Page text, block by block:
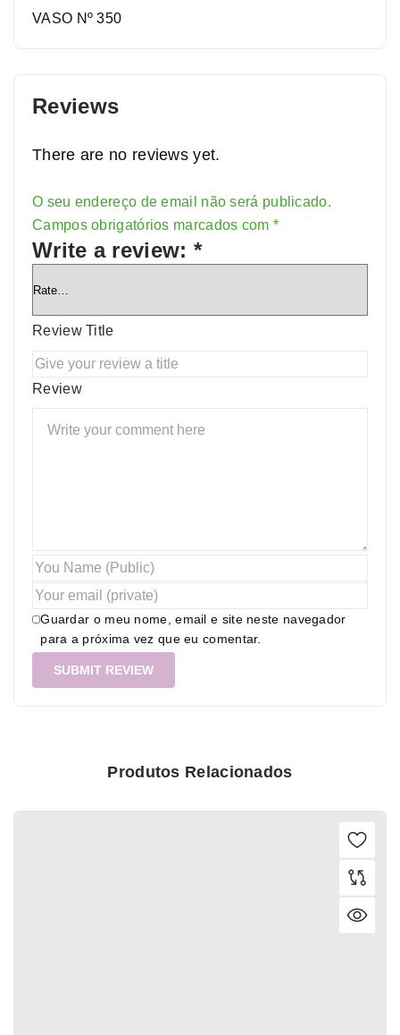
VASO Nº 350
Reviews
There are no reviews yet.
O seu endereço de email não será publicado.
Campos obrigatórios marcados com *
Write a review: *
Review Title
Review
Guardar o meu nome, email e site neste navegador
para a próxima vez que eu comentar.
Alternative:
Produtos Relacionados